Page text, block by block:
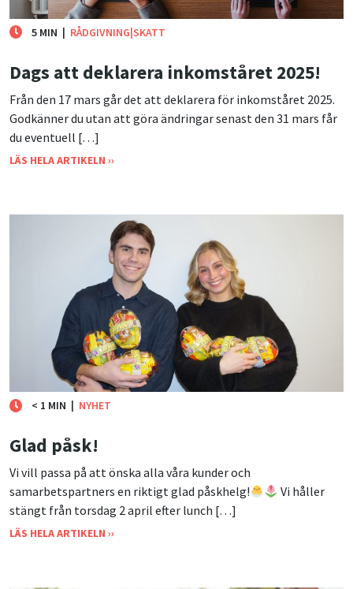
5 MIN | RÅDGIVNING|SKATT
Dags att deklarera inkomståret 2025!
Från den 17 mars går det att deklarera för inkomståret 2025.
Godkänner du utan att göra ändringar senast den 31 mars får
du eventuell […]
LÄS HELA ARTIKELN ››
< 1 MIN NYHET
Glad påsk!
Vi vill passa på att önska alla våra kunder och
samarbetspartners en riktigt glad påskhelg!
Vi håller
stängt från torsdag 2 april efter lunch […]
LÄS HELA ARTIKELN ››